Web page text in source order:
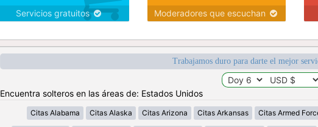
Servicios gratuitos Moderadores que escuchan
Trabajamos duro para darte el mejor
Encuentra solteros en las áreas de: Estados Unidos
Citas Alabama Citas Alaska Citas Arizona Citas Arkansas Citas Armed